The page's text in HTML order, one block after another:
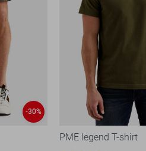
-30%
PME legend T-shirt